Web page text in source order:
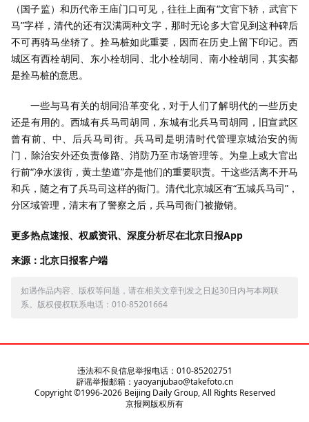
（国子监）和历代帝王庙门口可见，往往上面有“文官下轿，武官下
马”字样，清代的还有汉满两种文字，那时无论多大官见到这种碑后
不可再骑马坐轿了。拴马桩如此重要，因而在历史上留下印记。西
城区有西栓胡同、东小栓胡同、北小栓胡同、南小栓胡同，其实都
是拴马桩的意思。
一些与马有关的胡同沿革变化，对于人们了解明代的一些历史
还是有用的。西城有兵马司胡同，东城有北兵马司胡同，旧宣武区
曾有前、中、后兵马司街。兵马司是明清时代管理京城治安的衙
门，除治安外还负责修路、消防乃至市场管理等。为皇上或大官出
行前“净水泼街，黄土垫道”亦是他们的重要职责。干这些活离不开马
和兵，随之有了兵马司这样的衙门。清代北京城区有“五城兵马司”，
分区域管理，清末有了警察之后，兵马司衙门被撤销。
更多热点速报、权威资讯、深度分析尽在北京日报App
来源：北京日报客户端
如遇作品内容、版权等问题，请在相关文章刊发之日起30日内与本网联
系。版权侵权联系电话：010-85201664
违法和不良信息举报电话：010-85202751
辟谣举报邮箱：yaoyanjubao@takefoto.cn
Copyright ©1996-2026Beijing Daily Group, All Rights Reserved
京报网版权所有